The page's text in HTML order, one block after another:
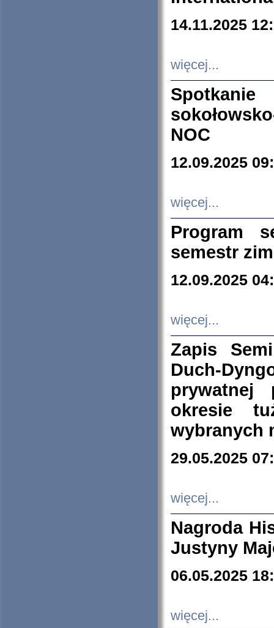
14.11.2025
więcej...
NOC
12.09.2025
więcej...
Program
semestr
12.09.2025
więcej...
Zapis
Duch-
prywatnej
okresie
wybranych
29.05.2025
więcej...
Nagroda
Justyny
06.05.2025
więcej...